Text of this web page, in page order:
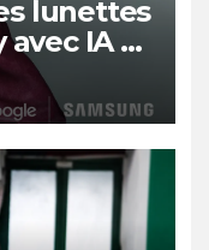
lunettes
IA et